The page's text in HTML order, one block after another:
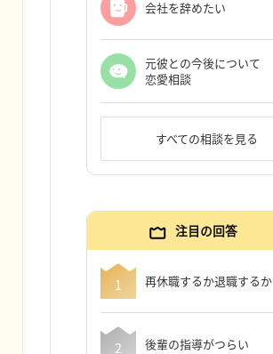
会社を辞めたい
元彼との今後について
恋愛相談
すべての相談を見る
注目の回答
再休職するか退職するか
後輩の指導がつらい